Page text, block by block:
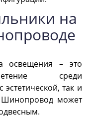
на
освещения – это
среди
так и
Шинопровод может